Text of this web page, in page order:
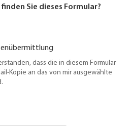
Sie dieses Formular?
dass die in diesem Formular
Kopie an das von mir ausgewählte